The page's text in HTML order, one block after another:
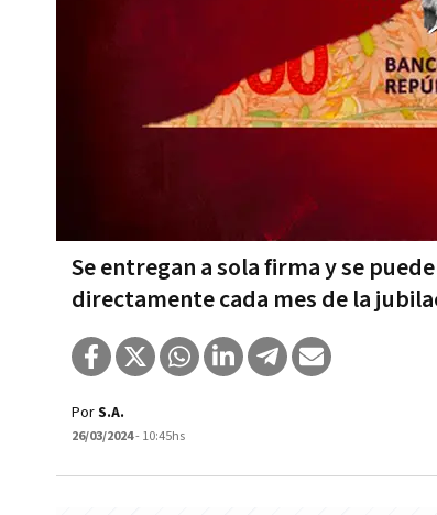
Se entregan a sola firma y se
directamente cada mes de la
PorS.A.
26/03/2024- 10:45hs